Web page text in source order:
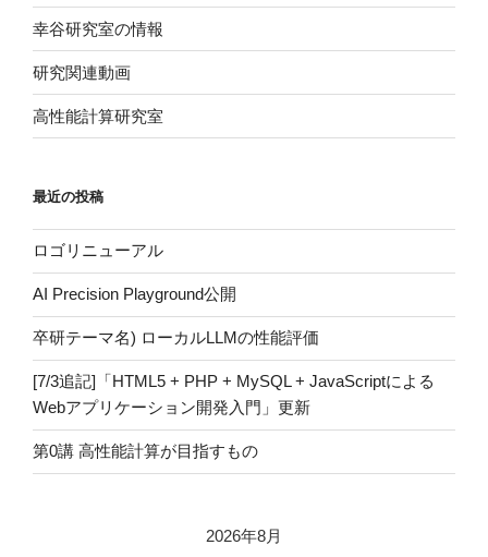
幸谷研究室の情報
研究関連動画
高性能計算研究室
最近の投稿
ロゴリニューアル
AI Precision Playground公開
卒研テーマ名) ローカルLLMの性能評価
[7/3追記]「HTML5 + PHP + MySQL + JavaScriptによる
Webアプリケーション開発入門」更新
第0講 高性能計算が目指すもの
2026年8月